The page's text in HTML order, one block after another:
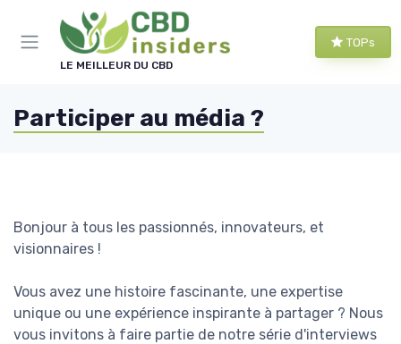
LE MEILLEUR DU CBD
TOPs
Participer au média ?
Bonjour à tous les passionnés, innovateurs, et
visionnaires !
Vous avez une histoire fascinante, une expertise
unique ou une expérience inspirante à partager ? Nous
vous invitons à faire partie de notre série d'interviews
Panneau de gestion des cookies